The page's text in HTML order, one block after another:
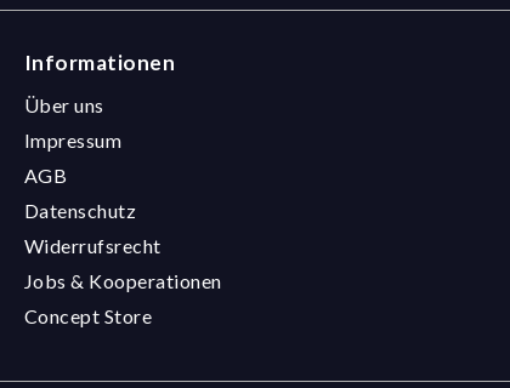
Informationen
Über uns
Impressum
AGB
Datenschutz
Widerrufsrecht
Jobs & Kooperationen
Concept Store